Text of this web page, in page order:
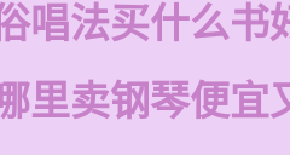
唱法买什么书
里卖钢琴便宜